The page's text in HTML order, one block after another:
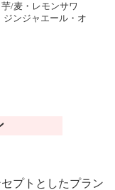
/麦・レモンサワ
ンジャエール・オ
プトとしたプラン